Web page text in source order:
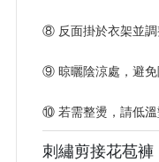
⑧ 反面掛於衣架並調
⑨ 晾曬陰涼處，避免
⑩ 若需整燙，請低溫
刺繡剪接花苞褲